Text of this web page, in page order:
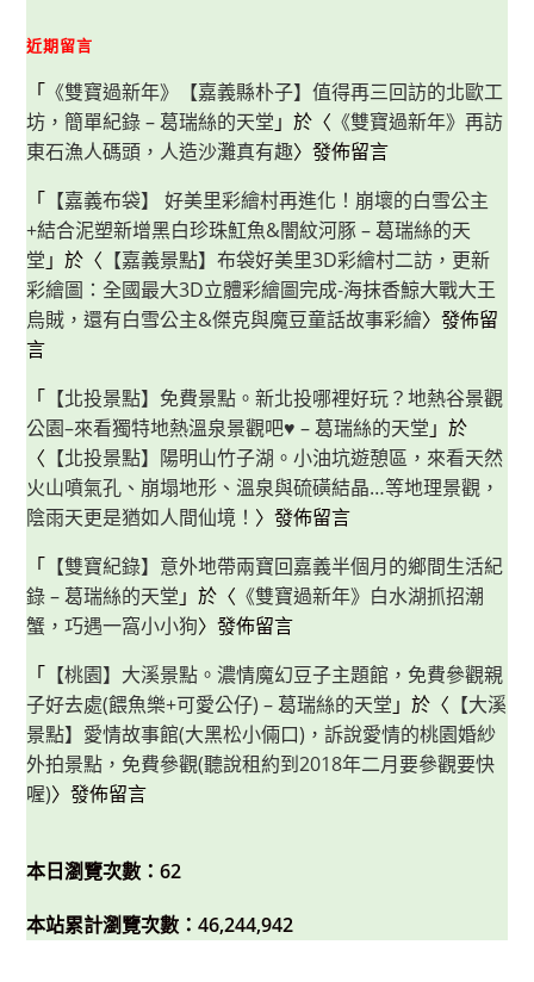
能
自
製
堆
肥，
利、
節
能
又
環
保
近期留言
「 《雙寶過新年》【嘉義縣朴子】值得再三回訪的北歐工
坊，簡單紀錄 – 葛瑞絲的天堂 」於〈 《雙寶過新年》再訪
東石漁人碼頭，人造沙灘真有趣〉發佈留言
「 【嘉義布袋】 好美里彩繪村再進化！崩壞的白雪公主
+結合泥塑新增黑白珍珠魟魚&闇紋河豚 – 葛瑞絲的天
堂 」於〈 【嘉義景點】布袋好美里3D彩繪村二訪，更新
彩繪圖：全國最大3D立體彩繪圖完成-海抹香鯨大戰大王
烏賊，還有白雪公主&傑克與魔豆童話故事彩繪〉發佈留
言
「 【北投景點】免費景點。新北投哪裡好玩？地熱谷景觀
公園–來看獨特地熱溫泉景觀吧♥ – 葛瑞絲的天堂 」於
〈 【北投景點】陽明山竹子湖。小油坑遊憩區，來看天然
火山噴氣孔、崩塌地形、溫泉與硫磺結晶…等地理景觀，
陰雨天更是猶如人間仙境！ 〉發佈留言
「 【雙寶紀錄】意外地帶兩寶回嘉義半個月的鄉間生活紀
錄 – 葛瑞絲的天堂 」於〈 《雙寶過新年》白水湖抓招潮
蟹，巧遇一窩小小狗〉發佈留言
「 【桃園】大溪景點。濃情魔幻豆子主題館，免費參觀親
子好去處(餵魚樂+可愛公仔) – 葛瑞絲的天堂 」於〈 【大溪
景點】愛情故事館(大黑松小倆口)，訴說愛情的桃園婚紗
外拍景點，免費參觀(聽說租約到2018年二月要參觀要快
喔)〉發佈留言
本日瀏覽次數：62
本站累計瀏覽次數：46,244,942